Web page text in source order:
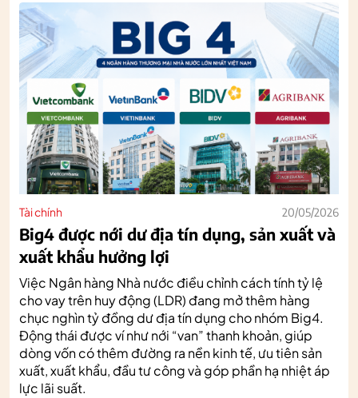
Tài chính 20/05/2026
Big4 được nới dư địa tín dụng, sản xuất và
xuất khẩu hưởng lợi
Việc Ngân hàng Nhà nước điều chỉnh cách tính tỷ lệ
cho vay trên huy động (LDR) đang mở thêm hàng
chục nghìn tỷ đồng dư địa tín dụng cho nhóm Big4.
Động thái được ví như nới “van” thanh khoản, giúp
dòng vốn có thêm đường ra nền kinh tế, ưu tiên sản
xuất, xuất khẩu, đầu tư công và góp phần hạ nhiệt áp
lực lãi suất.